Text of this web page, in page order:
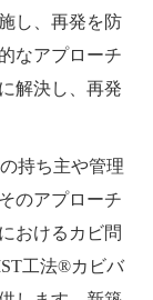
し、再発を防
なアプローチ
解決し、再発
持ち主や管理
のアプローチ
おけるカビ問
工法®カビバ